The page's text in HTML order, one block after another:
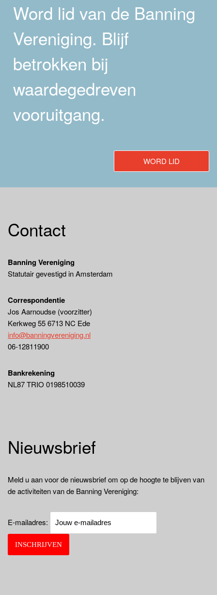
Word lid van de Banning
Vereniging. Blijf
betrokken bij
waardegedreven
vooruitgang.
WORD LID
Contact
Banning Vereniging
Statutair gevestigd in Amsterdam
Correspondentie
Jos Aarnoudse (voorzitter)
Kerkweg 55 6713 NC Ede
info@banningvereniging.nl
06-12811900
Bankrekening
NL87 TRIO 0198510039
Nieuwsbrief
Meld u aan voor de nieuwsbrief om op de hoogte te blijven van
de activiteiten van de Banning Vereniging:
E-mailadres: